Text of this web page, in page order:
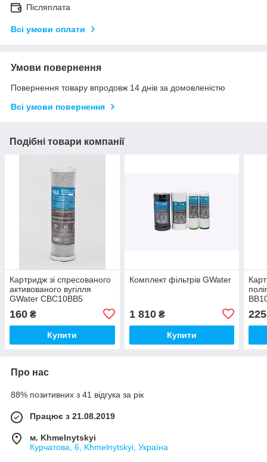
Післяплата
Всі умови оплати
Умови повернення
Повернення товару впродовж 14 днів за домовленістю
Всі умови повернення
Подібні товари компанії
Картридж зі спресованого
активованого вугілля
GWater CBC10BB5
160 ₴
Купити
Комплект фільтрів GWater
1 810₴
Купити
225
Про нас
88% позитивних з 41 відгука за рік
Працює з 21.08.2019
м. Khmelnytskyi
Курчатова, 6, Khmelnytskyi, Україна